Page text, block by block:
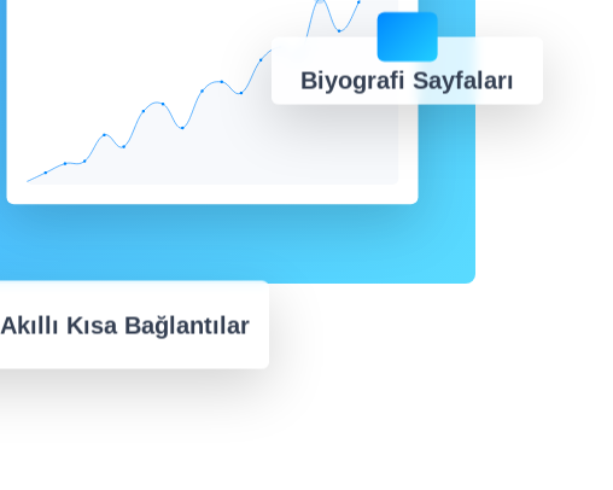
Biyografi Sayfaları
Akıllı Kısa Bağlantılar